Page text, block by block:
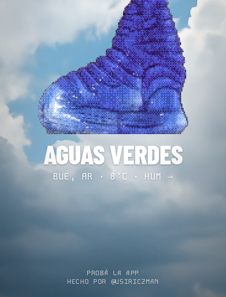
AGUAS VERDES
BUE, AR · 8°C · HUM →
PROBÁ LA APP
HECHO POR @USIRICZMAN